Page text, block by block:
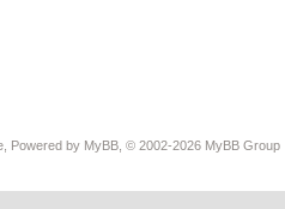
, Powered by MyBB , © 2002-2026 MyBB Group